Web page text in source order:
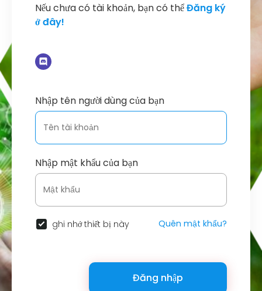
Nếu chưa có tài khoản, bạn có thểĐăng ký
ở đây!
Nhập tên người dùng của bạn
Nhập mật khẩu của bạn
ghi nhớ thiết bị này Quên mật khẩu?
Đăng nhập